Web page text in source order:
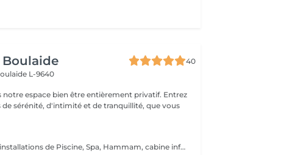
Boulaide
40
L-9640
espace bien être entièrement privatif. Entrez
de sérénité, d'intimité et de tranquillité, que vous
Découvrez nos installations de Piscine, Spa, Hammam, cabine infrarouge, de la toute dernière génération que nous avons sélectionnés qualitativement tant ce projet nous tient à coeur.